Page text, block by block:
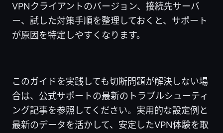
VPNクライアントのバージョン、接続先サーバ
ー、試した対策手順を整理しておくと、サポート
が原因を特定しやすくなります。
このガイドを実践しても切断問題が解決しない場
合は、公式サポートの最新のトラブルシューティ
ング記事を参照してください。実用的な設定例と
最新のデータを活かして、安定したVPN体験を取